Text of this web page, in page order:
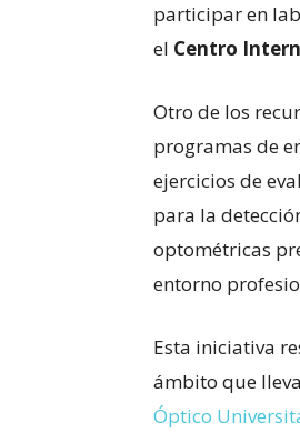
participar en
el Centro
Otro de los
programas de
ejercicios de
para la
optométricas
entorno
Esta iniciativa
ámbito que
Óptico